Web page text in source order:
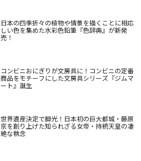
日本の四季折々の植物や情景を描くことに相応
しい色を集めた水彩色鉛筆『色辞典』が新発
売！
コンビニおにぎりが文房具に！コンビニの定番
商品をモチーフにした文房具シリーズ『ジムマ
ート』誕生
世界遺産決定で脚光！日本初の巨大都城・藤原
京を創り上げた知られざる女帝・持統天皇の凄
絶な執念